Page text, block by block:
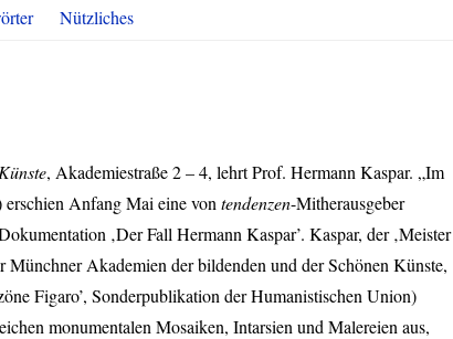
Nützliches
, Akademiestraße 2 – 4, lehrt Prof. Hermann Kaspar. „Im
Anfang Mai eine von tendenzen-Mitherausgeber
‚Der Fall Hermann Kaspar’. Kaspar, der ‚Meister
Münchner Akademien der bildenden und der Schönen Künste,
Figaro’, Sonderpublikation der Humanistischen Union)
monumentalen Mosaiken, Intarsien und Malereien aus,